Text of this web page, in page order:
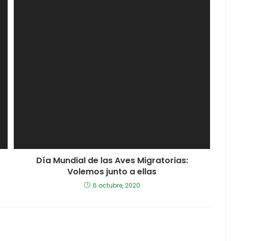
Día Mundial de las Aves Migratorias:
Volemos junto a ellas
6 octubre, 2020